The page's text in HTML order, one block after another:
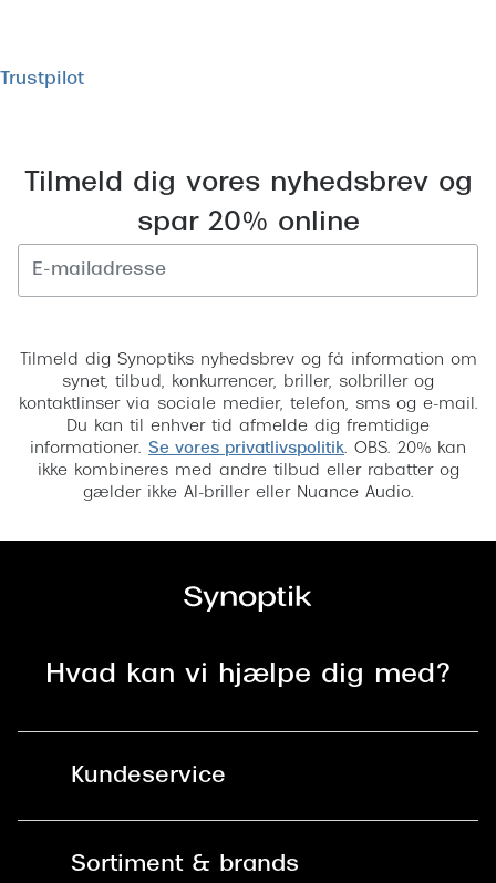
Trustpilot
Tilmeld dig vores nyhedsbrev og
spar 20% online
Tilmeld dig Synoptiks nyhedsbrev og få information om
synet, tilbud, konkurrencer, briller, solbriller og
kontaktlinser via sociale medier, telefon, sms og e-mail.
Du kan til enhver tid afmelde dig fremtidige
informationer. Se vores privatlivspolitik. OBS. 20% kan
ikke kombineres med andre tilbud eller rabatter og
gælder ikke AI-briller eller Nuance Audio.
Hvad kan vi hjælpe dig med?
Kundeservice
Sortiment & brands